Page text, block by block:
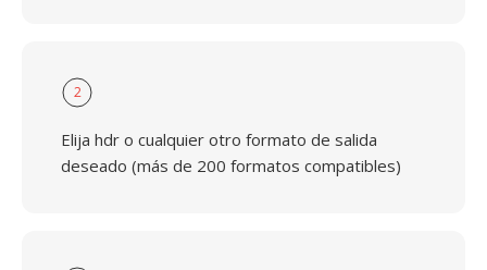
2
Elija hdr o cualquier otro formato de salida
deseado (más de 200 formatos compatibles)